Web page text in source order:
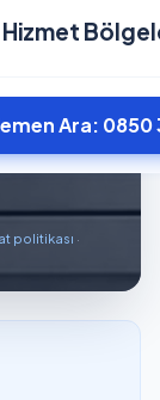
Hizmet
Ara: 0850
akışıyla
politikası ·